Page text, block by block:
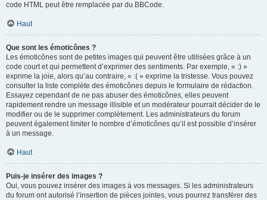
code HTML peut être remplacée par du BBCode.
Haut
Que sont les émoticônes ?
Les émoticônes sont de petites images qui peuvent être utilisées grâce à un
code court et qui permettent d’exprimer des sentiments. Par exemple, « :) »
exprime la joie, alors qu’au contraire, « :( » exprime la tristesse. Vous pouvez
consulter la liste complète des émoticônes depuis le formulaire de rédaction.
Essayez cependant de ne pas abuser des émoticônes, elles peuvent
rapidement rendre un message illisible et un modérateur pourrait décider de le
modifier ou de le supprimer complètement. Les administrateurs du forum
peuvent également limiter le nombre d’émoticônes qu’il est possible d’insérer
à un message.
Haut
Puis-je insérer des images ?
Oui, vous pouvez insérer des images à vos messages. Si les administrateurs
du forum ont autorisé l’insertion de pièces jointes, vous pourrez transférer des